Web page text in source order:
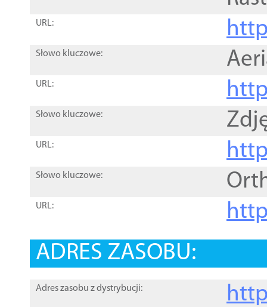
URL:
Słowo kluczowe:
URL:
Słowo kluczowe:
URL:
Słowo kluczowe:
URL:
ADRES ZASOBU:
Adres zasobu z dystrybucji: